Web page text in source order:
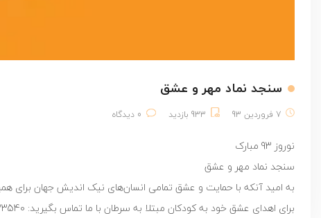
سنجد نماد مهر و عشق
7 فروردین 93 933 بازدید 0 دیدگاه
نوروز 93 مبارک
سنجد نماد مهر و عشق
به امید آنکه با حمایت و عشق تمامی انسان‌های نیک اندیش جهان برای
برای اهدای عشق خود به کودکان مبتلا به سرطان با ما تماس بگیرید: ‌23540